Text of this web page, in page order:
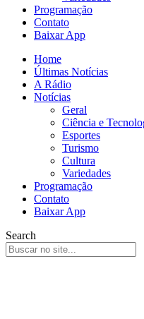
Programação
Contato
Baixar App
Home
Últimas Notícias
A Rádio
Notícias
Geral
Ciência e
Esportes
Turismo
Cultura
Variedades
Programação
Contato
Baixar App
Search